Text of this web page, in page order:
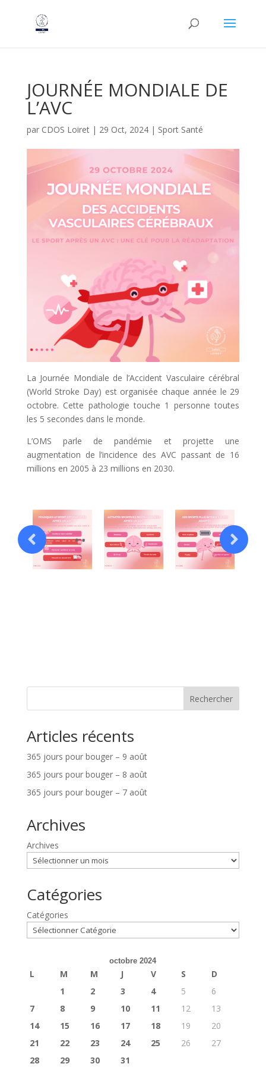
JOURNÉE MONDIALE DE
L’AVC
par CDOS Loiret| 29 Oct, 2024| Sport Santé
La Journée Mondiale de l’Accident Vasculaire cérébral
(World Stroke Day) est organisée chaque année le 29
octobre. Cette pathologie touche 1 personne toutes
les 5 secondes dans le monde.
L’OMS parle de pandémie et projette une
augmentation de l’incidence des AVC passant de 16
millions en 2005 à 23 millions en 2030.
Rechercher
Articles récents
365 jours pour bouger – 9 août
365 jours pour bouger – 8 août
365 jours pour bouger – 7 août
Archives
Archives
Catégories
Catégories
octobre 2024
L M M J V S
D
1
2 3 4 5
6
7
8 9 10 11 12
13
14
15 16 17 18 19
20
21
22 23 24 25 26
27
28
29 30 31